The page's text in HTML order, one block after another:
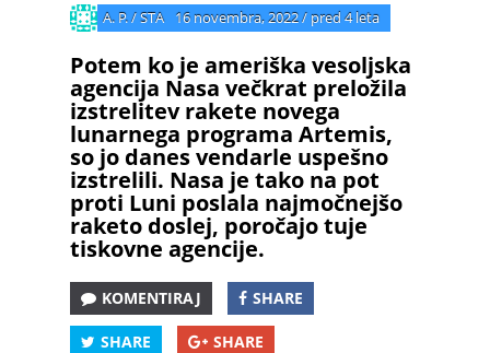
A. P. / STA 16 novembra, 2022/ pred 4 leta
Potem ko je ameriška vesoljska
agencija Nasa večkrat preložila
izstrelitev rakete novega
lunarnega programa Artemis,
so jo danes vendarle uspešno
izstrelili. Nasa je tako na pot
proti Luni poslala najmočnejšo
raketo doslej, poročajo tuje
tiskovne agencije.
KOMENTIRAJ SHARE
SHARE SHARE